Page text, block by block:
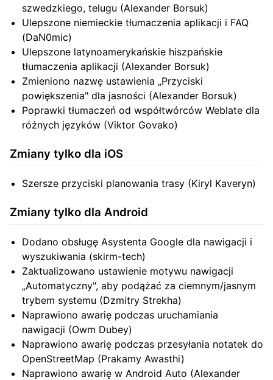
szwedzkiego, telugu (Alexander Borsuk)
Ulepszone niemieckie tłumaczenia aplikacji i FAQ
(DaN0mic)
Ulepszone latynoamerykańskie hiszpańskie
tłumaczenia aplikacji (Alexander Borsuk)
Zmieniono nazwę ustawienia „Przyciski
powiększenia" dla jasności (Alexander Borsuk)
Poprawki tłumaczeń od współtwórców Weblate dla
różnych języków (Viktor Govako)
Zmiany tylko dla iOS
Szersze przyciski planowania trasy (Kiryl Kaveryn)
Zmiany tylko dla Android
Dodano obsługę Asystenta Google dla nawigacji i
wyszukiwania (skirm-tech)
Zaktualizowano ustawienie motywu nawigacji
„Automatyczny", aby podążać za ciemnym/jasnym
trybem systemu (Dzmitry Strekha)
Naprawiono awarię podczas uruchamiania
nawigacji (Owm Dubey)
Naprawiono awarię podczas przesyłania notatek do
OpenStreetMap (Prakamy Awasthi)
Naprawiono awarię w Android Auto (Alexander